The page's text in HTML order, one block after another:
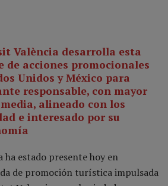
València desarrolla esta
de acciones promocionales
Unidos y México para
responsable, con mayor
alineado con los
e interesado por su
ha estado presente hoy en
de promoción turística impulsada